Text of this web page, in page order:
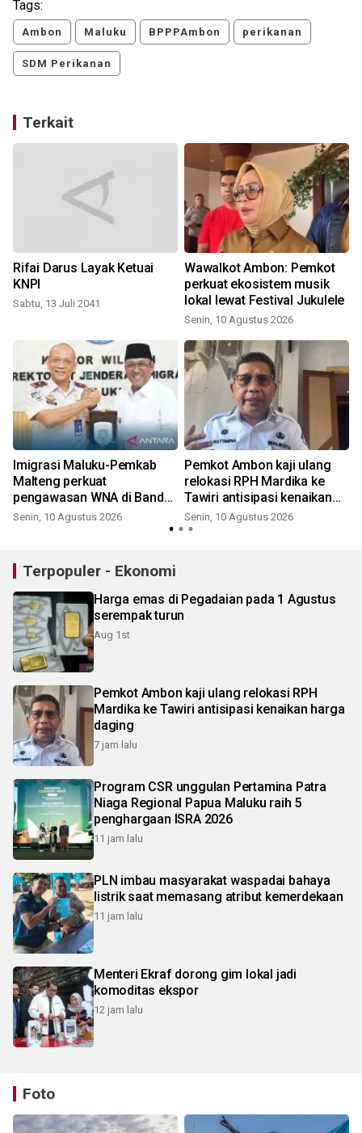
Tags:
Ambon Maluku BPPPAmbon perikanan
SDM Perikanan
Terkait
Rifai Darus Layak Ketuai
KNPI
Sabtu, 13 Juli 2041
Wawalkot Ambon: Pemkot
perkuat ekosistem musik
lokal lewat Festival Jukulele
Senin, 10 Agustus 2026
Imigrasi Maluku-Pemkab
Malteng perkuat
pengawasan WNA di Banda
Neira beri kemudahan
Senin, 10 Agustus 2026
Pemkot Ambon kaji ulang
relokasi RPH Mardika ke
Tawiri antisipasi kenaikan
harga daging
Senin, 10 Agustus 2026
Terpopuler - Ekonomi
Harga emas di Pegadaian pada 1 Agustus
serempak turun
Aug 1st
Pemkot Ambon kaji ulang relokasi RPH
Mardika ke Tawiri antisipasi kenaikan harga
daging
7 jam lalu
Program CSR unggulan Pertamina Patra
Niaga Regional Papua Maluku raih 5
penghargaan ISRA 2026
11 jam lalu
PLN imbau masyarakat waspadai bahaya
listrik saat memasang atribut kemerdekaan
11 jam lalu
Menteri Ekraf dorong gim lokal jadi
komoditas ekspor
12 jam lalu
Foto